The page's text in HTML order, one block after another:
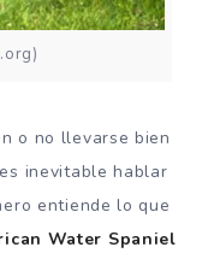
o no llevarse bien
inevitable hablar
entiende lo que
Water Spaniel